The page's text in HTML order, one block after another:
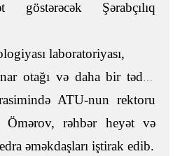
göstərəcək Şərabçılıq
laboratoriyası,
otağı və daha bir tədris
ATU-nun rektoru
Ömərov, rəhbər heyət və
əməkdaşları iştirak edib.